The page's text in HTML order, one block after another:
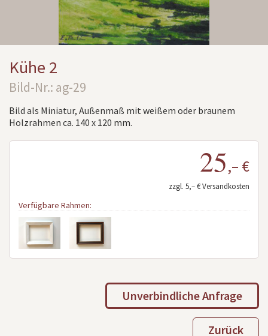
Kühe 2
Bild-Nr.: ag-29
Bild als Miniatur, Außenmaß mit weißem oder braunem
Holzrahmen ca. 140 x 120 mm.
25,– €
zzgl. 5,– € Versandkosten
Verfügbare Rahmen:
Unverbindliche Anfrage
Zurück